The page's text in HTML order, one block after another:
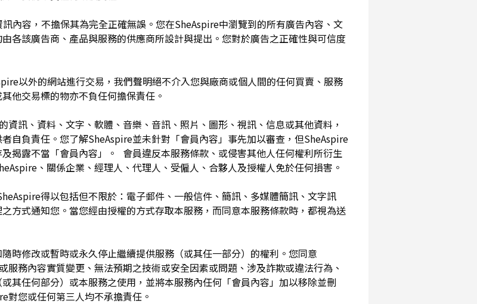
內容，不擔保其為完全正確無誤。您在SheAspire中瀏覽到的所有廣告內容、文
各該廣告商、產品與服務的供應商所設計與提出。您對於廣告之正確性與可信度
以外的網站進行交易，我們聲明絕不介入您與廠商或個人間的任何買賣、服務
他交易標的物亦不負任何擔保責任。
訊、資料、文字、軟體、音樂、音訊、照片、圖形、視訊、信息或其他資料，
自負責任。您了解SheAspire並未針對「會員內容」事先加以審查，但SheAspire
揭露不當「會員內容」。 會員違反本服務條款、或侵害其他人任何權利所衍生
、關係企業、經理人、代理人、受僱人、合夥人及授權人免於任何損害。
得以包括但不限於：電子郵件、一般信件、簡訊、多媒體簡訊、文字訊
方式通知您。當您經由授權的方式存取本服務，而同意本服務條款時，都視為送
時修改或暫時或永久停止繼續提供服務（或其任一部分）的權利。您同意
務內容實質變更、無法預期之技術或安全因素或問題、涉及詐欺或違法行為、
其任何部分）或本服務之使用，並將本服務內任何「會員內容」加以移除並刪
對您或任何第三人均不承擔責任。